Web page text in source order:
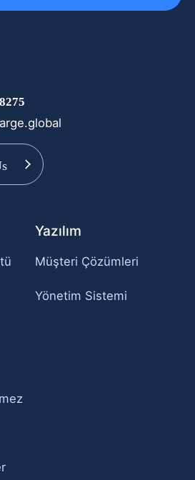
Yazılım
Müşteri Çözümleri
Yönetim Sistemi